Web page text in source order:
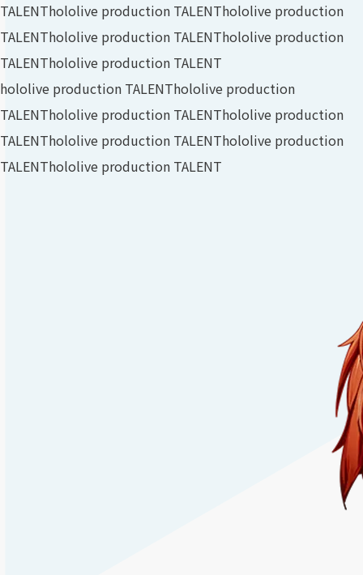
TALENThololive production TALENThololive production
TALENThololive production TALENThololive production
TALENThololive production TALENT
hololive production TALENThololive production
TALENThololive production TALENThololive production
TALENThololive production TALENThololive production
TALENThololive production TALENT